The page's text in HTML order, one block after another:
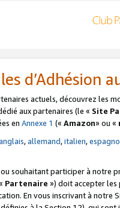
d’Adhésion
actuels, découvrez les
aux partenaires (le « Site
en Annexe 1 (« Amazon» ou «
,allemand,italien,
souhaitant participer à notre
Partenaire ») doit accepter les
En vous inscrivant à notre